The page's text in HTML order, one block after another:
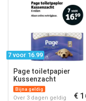
7 voor 16.99
Page toiletpapier
Kussenzacht
Bijna geldig
Over 3 dagen geldig €